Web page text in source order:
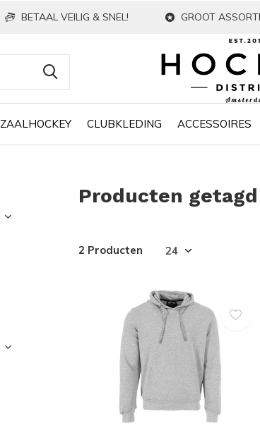
ZAALHOCKEY CLUBKLEDING ACCESSOIRES
BETAAL VEILIG & SNEL! GROOT
Producten
2 Producten